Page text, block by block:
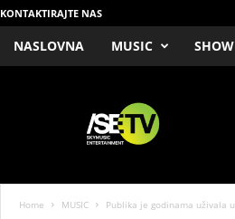
KONTAKTIRAJTE NAS
NASLOVNA MUSIC
Home MUSIC Publika je godinama uživala